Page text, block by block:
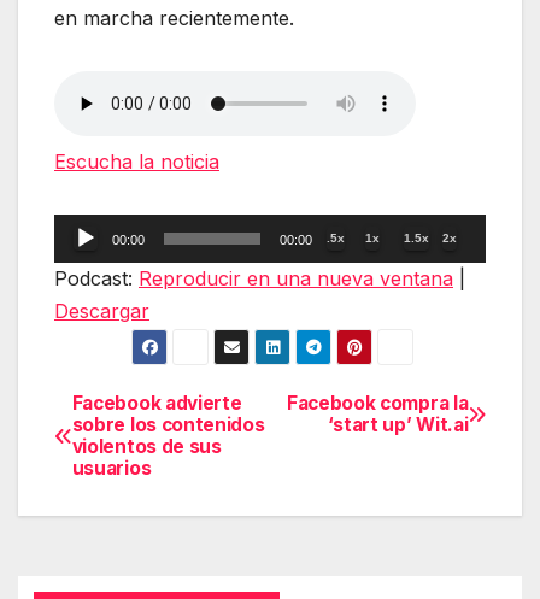
en marcha recientemente.
Escucha la noticia
Reproductor
de
00:00 00:00 .5x 1x 1.5x 2x
Podcast: Reproducir en una nueva ventana
Descargar
Navegación
de
entradas
Facebook compra la
‘start up’ Wit.ai
Facebook advierte
sobre los contenidos
violentos de sus
usuarios